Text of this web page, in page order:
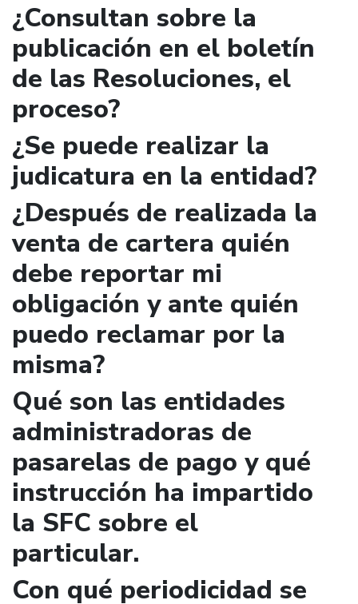
¿Consultan sobre la
publicación en el boletín
de las Resoluciones, el
proceso?
¿Se puede realizar la
judicatura en la entidad?
¿Después de realizada la
venta de cartera quién
debe reportar mi
obligación y ante quién
puedo reclamar por la
misma?
Qué son las entidades
administradoras de
pasarelas de pago y qué
instrucción ha impartido
la SFC sobre el
particular.
Con qué periodicidad se